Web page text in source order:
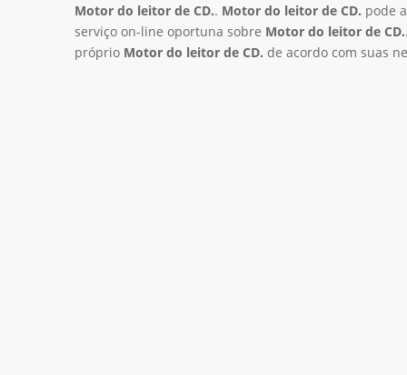
Motor do leitor de CD.. Motor do leitor de CD. pode
serviço on-line oportuna sobre Motor do leitor de CD.
próprio Motor do leitor de CD. de acordo com suas